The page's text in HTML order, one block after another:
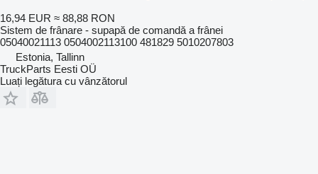
16,94 EUR ≈ 88,88 RON
Sistem de frânare - supapă de comandă a frânei
05040021113 0504002113100 481829 5010207803
Estonia, Tallinn
TruckParts Eesti OÜ
Luați legătura cu vânzătorul